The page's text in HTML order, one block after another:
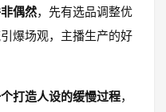
偶然，先有选品调整优
爆场观，主播生产的好
打造人设的缓慢过程，